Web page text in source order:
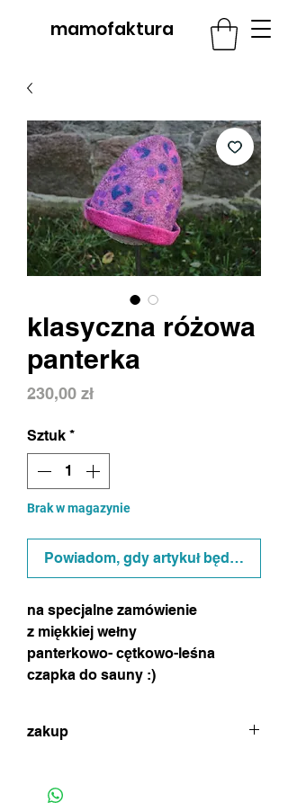
mamofaktura
klasyczna różowa
panterka
230,00 złCena
Sztuk *
Brak w magazynie
Powiadom, gdy artykuł będzie
na specjalne zamówienie
z miękkiej wełny
panterkowo- cętkowo-leśna
czapka do sauny :)
zakup
strony) lub formularz zamówienia w celu